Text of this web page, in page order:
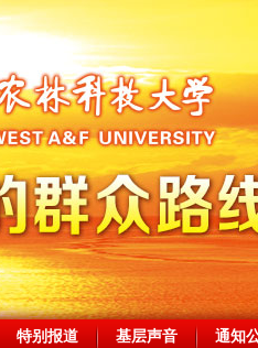
特别报道 基层声音 通知